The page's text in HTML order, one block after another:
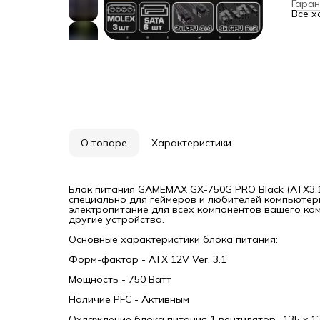
Один
Два
Все
О товаре Характеристики
Блок питания GAMEMAX GX-750G PRO Black
специально для геймеров и любителей
электропитание для всех компонентов вашего
другие устройства.
Основные характеристики блока питания:
Форм-фактор - ATX 12V Ver. 3.1
Мощность - 750 Ватт
Наличие PFC - Активным